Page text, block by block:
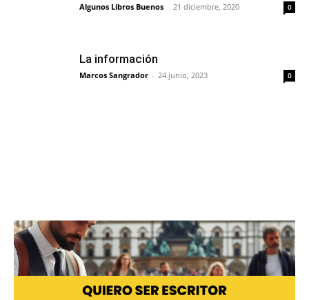
Algunos Libros Buenos - 21 diciembre, 2020 0
La información
Marcos Sangrador - 24 junio, 2023 0